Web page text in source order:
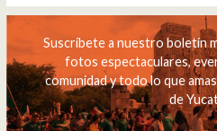
Suscríbete a nuestro boletín
fotos espectaculares,
comunidad y todo lo que
de